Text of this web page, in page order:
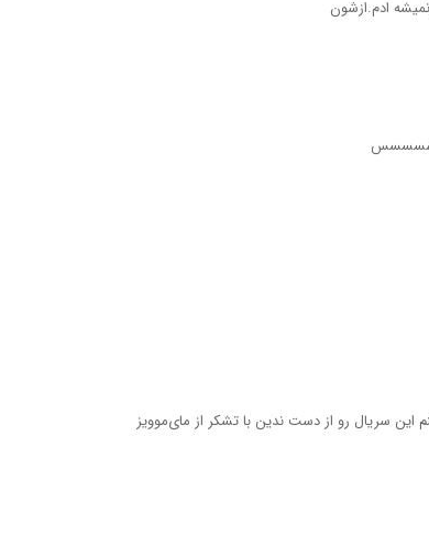
ادم.ازشون
این سریال رو از دست ندین با تشکر از مای‌موویز